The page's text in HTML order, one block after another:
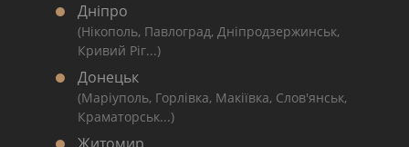
Дніпро
(Нікополь, Павлоград, Дніпродзержинськ,
Кривий Ріг...)
Донецьк
(Маріуполь, Горлівка, Макіївка, Слов'янськ,
Краматорськ...)